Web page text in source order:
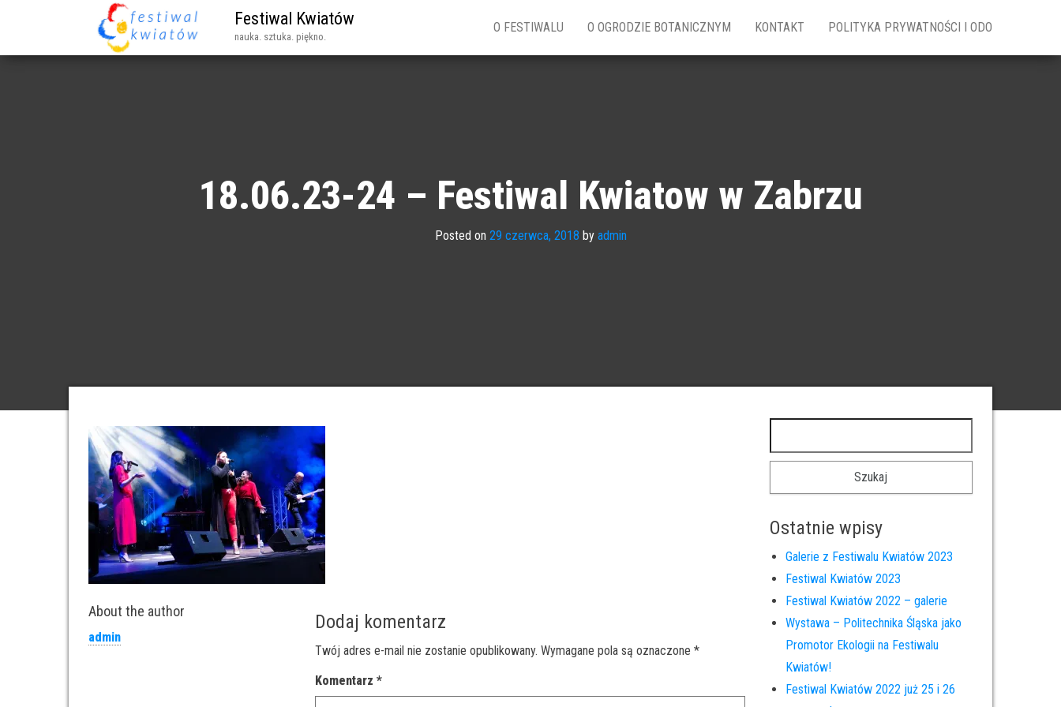
Festiwal Kwiatów
nauka. sztuka. piękno.
O FESTIWALU O OGRODZIE BOTANICZNYM KONTAKT POLITYKA PRYWATNOŚCI I ODO
18.06.23-24 – Festiwal Kwiatow w Zabrzu
Posted on 29 czerwca, 2018 by admin
About the author
admin
Dodaj komentarz
Twój adres e-mail nie zostanie opublikowany. Wymagane pola są oznaczone*
Komentarz*
Ostatnie wpisy
Galerie z Festiwalu Kwiatów 2023
Festiwal Kwiatów 2023
Festiwal Kwiatów 2022 – galerie
Wystawa – Politechnika Śląska jako
Promotor Ekologii na Festiwalu
Kwiatów!
Festiwal Kwiatów 2022 już 25 i 26